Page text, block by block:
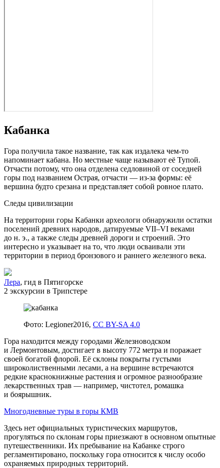
Кабанка
Гора получила такое название, так как издалека чем-то
напоминает кабана. Но местные чаще называют её Тупой.
Отчасти потому, что она отделена седловиной от соседней
горы под названием Острая, отчасти — из-за формы: её
вершина будто срезана и представляет собой ровное плато.
Следы цивилизации
На территории горы Кабанки археологи обнаружили остатки
поселений древних народов, датируемые VII–VI веками
до н. э., а также следы древней дороги и строений. Это
интересно и указывает на то, что люди осваивали эти
территории в период бронзового и раннего железного века.
Лера, гид в Пятигорске
2 экскурсии в Трипстере
Фото: Legioner2016, CC BY-SA 4.0
Гора находится между городами Железноводском
и Лермонтовым, достигает в высоту 772 метра и поражает
своей богатой флорой. Её склоны покрыты густыми
широколиственными лесами, а на вершине встречаются
редкие краснокнижные растения и огромное разнообразие
лекарственных трав — например, чистотел, ромашка
и боярышник.
Многодневные туры в горы КМВ
Здесь нет официальных туристических маршрутов,
прогуляться по склонам горы приезжают в основном опытные
путешественники. Их пребывание на Кабанке строго
регламентировано, поскольку гора относится к числу особо
охраняемых природных территорий.